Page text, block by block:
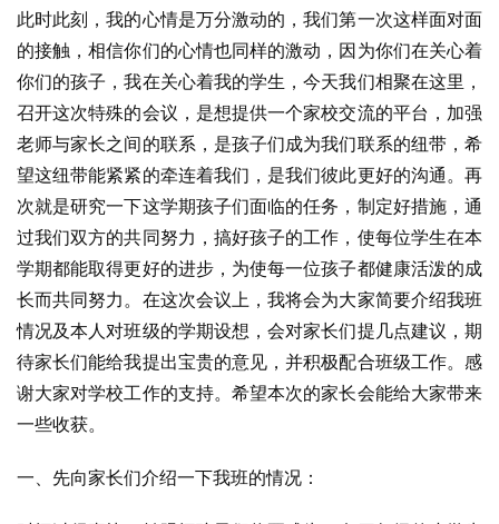
此时此刻，我的心情是万分激动的，我们第一次这样面对面
的接触，相信你们的心情也同样的激动，因为你们在关心着
你们的孩子，我在关心着我的学生，今天我们相聚在这里，
召开这次特殊的会议，是想提供一个家校交流的平台，加强
老师与家长之间的联系，是孩子们成为我们联系的纽带，希
望这纽带能紧紧的牵连着我们，是我们彼此更好的沟通。再
次就是研究一下这学期孩子们面临的任务，制定好措施，通
过我们双方的共同努力，搞好孩子的工作，使每位学生在本
学期都能取得更好的进步，为使每一位孩子都健康活泼的成
长而共同努力。在这次会议上，我将会为大家简要介绍我班
情况及本人对班级的学期设想，会对家长们提几点建议，期
待家长们能给我提出宝贵的意见，并积极配合班级工作。感
谢大家对学校工作的支持。希望本次的家长会能给大家带来
一些收获。
一、先向家长们介绍一下我班的情况：